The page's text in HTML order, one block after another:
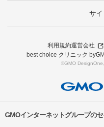
サ
利用規約運営会社
best choice クリニック
©GMO
GMOインターネットグループの